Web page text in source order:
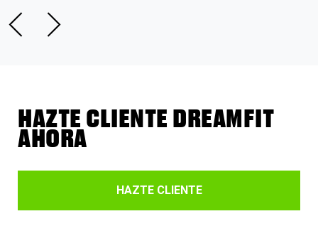
HAZTE CLIENTE DREAMFIT
AHORA
HAZTE CLIENTE